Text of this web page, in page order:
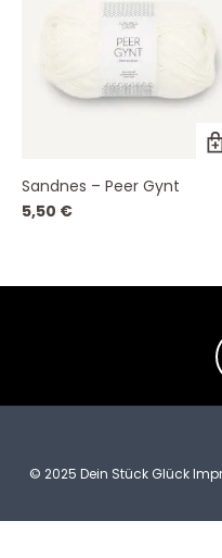
Sandnes – Peer Gynt
5,50 €
© 2025 Dein Stück Glück